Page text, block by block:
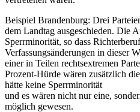
Beispiel Brandenburg: Drei
dem Landtag ausgeschieden. Die
Sperrminorität, so dass
Verfassungsänderungen in dieser
einer in Teilen rechtsextremen
Prozent-Hürde wären zusätzlich
hätte keine Sperrminorität
und es wären nicht nur eine,
möglich gewesen.